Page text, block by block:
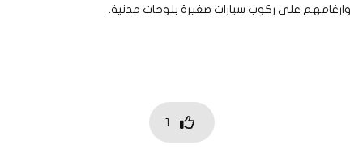
وارغامهم على ركوب سيارات صغيرة بلوحات مدنية.
1